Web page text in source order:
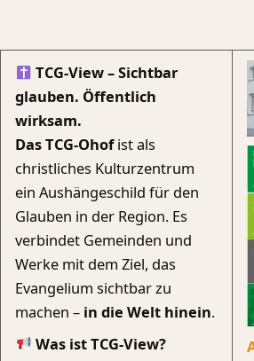
TCG-View – Sichtbar
glauben. Öffentlich
wirksam.
Das TCG-Ohofist als
christliches Kulturzentrum
ein Aushängeschild für den
Glauben in der Region. Es
verbindet Gemeinden und
Werke mit dem Ziel, das
Evangelium sichtbar zu
machen – in die Welt hinein.
Was ist TCG-View?